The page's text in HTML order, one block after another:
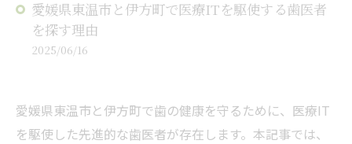
愛媛県東温市と伊方町で医療ITを駆使する歯医者
を探す理由
2025/06/16
愛媛県東温市と伊方町で歯の健康を守るために、医療IT
を駆使した先進的な歯医者が存在します。本記事では、